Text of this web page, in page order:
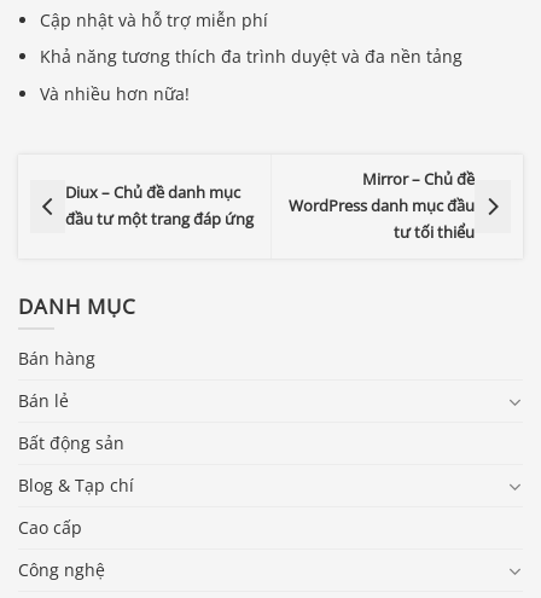
Cập nhật và hỗ trợ miễn phí
Khả năng tương thích đa trình duyệt và đa nền tảng
Và nhiều hơn nữa!
Diux – Chủ đề danh mục
đầu tư một trang đáp ứng
Mirror – Chủ đề
WordPress danh mục đầu
tư tối thiểu
DANH MỤC
Bán hàng
Bán lẻ
Bất động sản
Blog & Tạp chí
Cao cấp
Công nghệ